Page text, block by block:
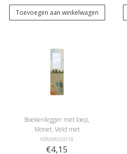
Toevoegen aan winkelwagen
Boekenlegger met loep,
Monet, Veld met
klaprozen
KBMW000018
€4,15